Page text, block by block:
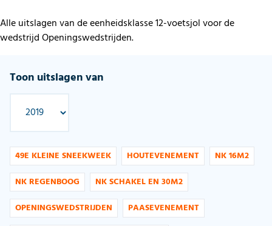
Alle uitslagen van de eenheidsklasse 12-voetsjol voor de
wedstrijd Openingswedstrijden.
Toon uitslagen van
49E KLEINE SNEEKWEEK HOUTEVENEMENT
NK 16M2
NK REGENBOOG
NK SCHAKEL EN 30M2
OPENINGSWEDSTRIJDEN
PAASEVENEMENT